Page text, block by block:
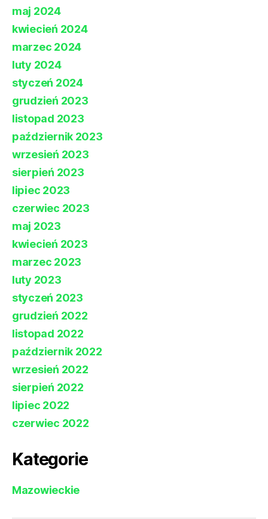
maj 2024
kwiecień 2024
marzec 2024
luty 2024
styczeń 2024
grudzień 2023
listopad 2023
październik 2023
wrzesień 2023
sierpień 2023
lipiec 2023
czerwiec 2023
maj 2023
kwiecień 2023
marzec 2023
luty 2023
styczeń 2023
grudzień 2022
listopad 2022
październik 2022
wrzesień 2022
sierpień 2022
lipiec 2022
czerwiec 2022
Kategorie
Mazowieckie